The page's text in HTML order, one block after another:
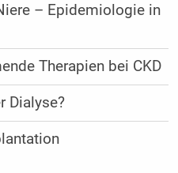
– Epidemiologie in
Therapien bei CKD
Dialyse?